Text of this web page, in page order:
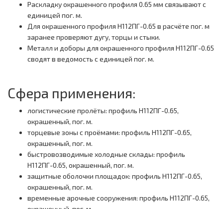
Раскладку окрашенного профиля 0.65 мм связывают с
единицей пог. м.
Для окрашенного профиля Н112ПГ-0.65 в расчёте пог. м
заранее проверяют дугу, торцы и стыки.
Металл и доборы для окрашенного профиля Н112ПГ-0.65
сводят в ведомость с единицей пог. м.
Сфера применения:
логистические пролёты: профиль Н112ПГ-0.65,
окрашенный, пог. м.
торцевые зоны с проёмами: профиль Н112ПГ-0.65,
окрашенный, пог. м.
быстровозводимые холодные склады: профиль
Н112ПГ-0.65, окрашенный, пог. м.
защитные оболочки площадок: профиль Н112ПГ-0.65,
окрашенный, пог. м.
временные арочные сооружения: профиль Н112ПГ-0.65,